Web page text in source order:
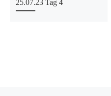
25.07.23 Tag 4